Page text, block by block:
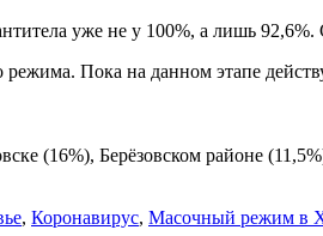
уже не у 100%, а лишь
Пока на данном этапе
(16%), Берёзовском районе
, Коронавирус, Масочный режим в